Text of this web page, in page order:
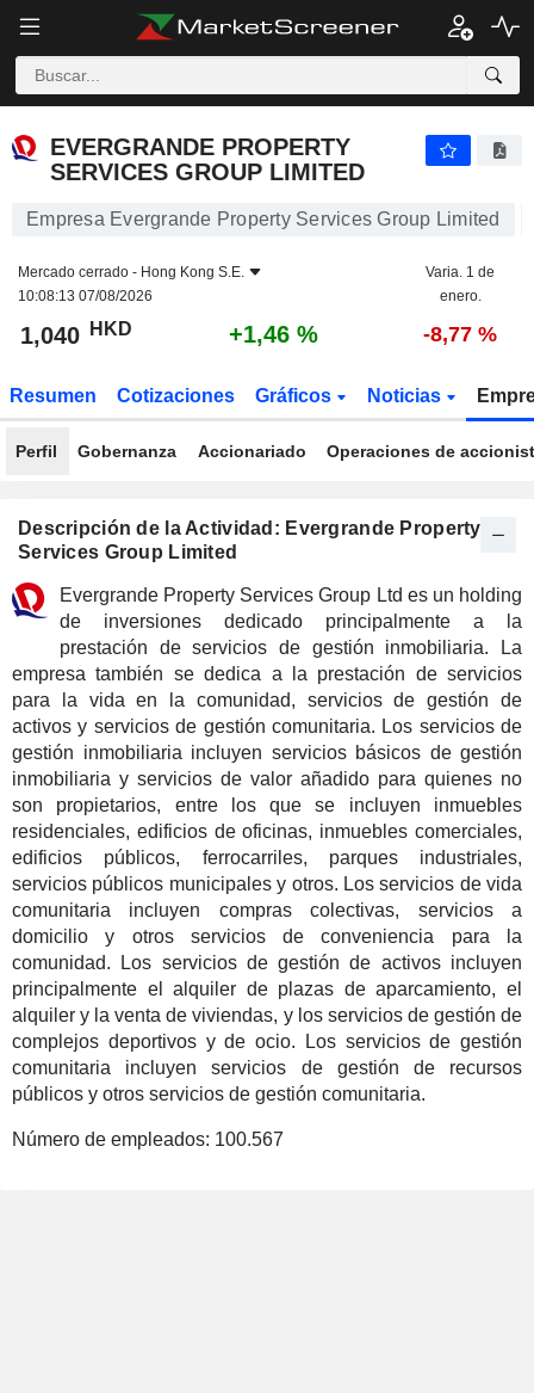
EVERGRANDE PROPERTY
SERVICES GROUP LIMITED
Empresa Evergrande Property Services Group Limited
Mercado cerrado - Hong Kong S.E.
10:08:13 07/08/2026
Varia. 1 de
enero.
1,040 HKD +1,46 % -8,77 %
Resumen Cotizaciones Gráficos Noticias
Perfil Gobernanza Accionariado Operaciones de
Descripción de la Actividad: Evergrande Property
Services Group Limited
Evergrande Property Services Group Ltd es un holding
de inversiones dedicado principalmente a la
prestación de servicios de gestión inmobiliaria. La
empresa también se dedica a la prestación de servicios
para la vida en la comunidad, servicios de gestión de
activos y servicios de gestión comunitaria. Los servicios de
gestión inmobiliaria incluyen servicios básicos de gestión
inmobiliaria y servicios de valor añadido para quienes no
son propietarios, entre los que se incluyen inmuebles
residenciales, edificios de oficinas, inmuebles comerciales,
edificios públicos, ferrocarriles, parques industriales,
servicios públicos municipales y otros. Los servicios de vida
comunitaria incluyen compras colectivas, servicios a
domicilio y otros servicios de conveniencia para la
comunidad. Los servicios de gestión de activos incluyen
principalmente el alquiler de plazas de aparcamiento, el
alquiler y la venta de viviendas, y los servicios de gestión de
complejos deportivos y de ocio. Los servicios de gestión
comunitaria incluyen servicios de gestión de recursos
públicos y otros servicios de gestión comunitaria.
Número de empleados: 100.567